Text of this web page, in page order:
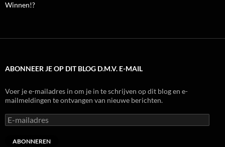
Winnen!?
ABONNEER JE OP DIT BLOG D.M.V. E-MAIL
Voer je e-mailadres in om je in te schrijven op dit blog en e-
mailmeldingen te ontvangen van nieuwe berichten.
E-
mailadres
ABONNEREN